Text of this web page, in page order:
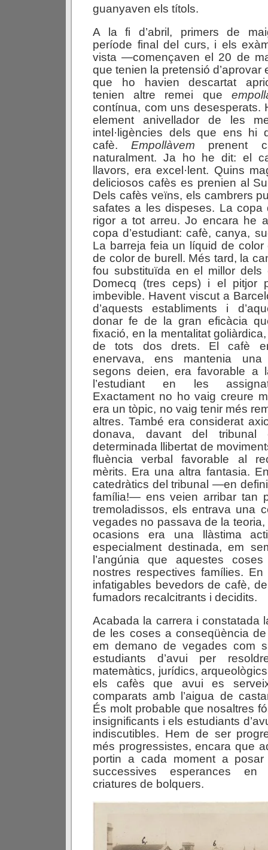
guanyaven els títols.
A la fi d’abril, primers de
període final del curs, i els
vista —començaven el 20 de
que tenien la pretensió d’aprovar
que ho havien descartat
tenien altre remei que
contínua, com uns desesperats.
element anivellador de les
intel·ligències dels que ens hi
cafè.Empollàvem prenent
naturalment. Ja ho he dit: el
llavors, era excel·lent. Quins
deliciosos cafès es prenien al
Dels cafès veïns, els cambrers
safates a les dispeses. La copa
rigor a tot arreu. Jo encara he
copa d’estudiant: cafè, canya,
La barreja feia un líquid de color
de color de burell. Més tard, la
fou substituïda en el millor dels
Domecq (tres ceps) i el pitjor
imbevible. Havent viscut a
d’aquests establiments i
donar fe de la gran eficàcia
fixació, en la mentalitat
de tots dos drets. El cafè
enervava, ens mantenia una
segons deien, era favorable a
l’estudiant en les
Exactament no ho vaig creure
era un tòpic, no vaig tenir més
altres. També era considerat
donava, davant del tribunal
determinada llibertat de
fluència verbal favorable al
mèrits. Era una altra fantasia.
catedràtics del tribunal —en
família!— ens veien arribar tan
tremoladissos, els entrava una
vegades no passava de la
ocasions era una llàstima
especialment destinada, em
l’angúnia que aquestes
nostres respectives famílies.
infatigables bevedors de cafè,
fumadors recalcitrants i decidits.
Acabada la carrera i constatada
de les coses a conseqüència
em demano de vegades com
estudiants d’avui per
matemàtics, jurídics,
els cafès que avui es
comparats amb l’aigua de
És molt probable que nosaltres
insignificants i els estudiants
indiscutibles. Hem de ser
més progressistes, encara que
portin a cada moment a
successives esperances en
criatures de bolquers.